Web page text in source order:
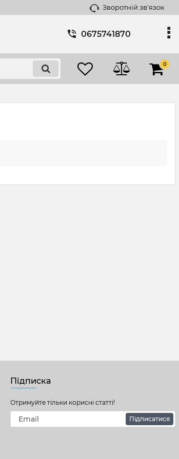
Зворотній зв'язок
0675741870
0
Підписка
Отримуйте тільки корисні статті!
Підписатися